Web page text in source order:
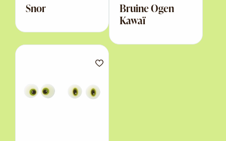
Snor
Bruine Ogen
Kawaï